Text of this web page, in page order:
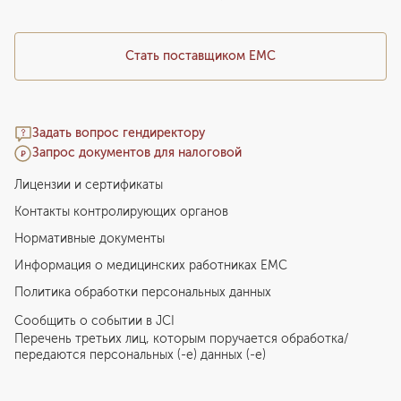
Стать поставщиком ЕМС
Задать вопрос гендиректору
Запрос документов для налоговой
Лицензии и сертификаты
Контакты контролирующих органов
Нормативные документы
Информация о медицинских работниках EMC
Политика обработки персональных данных
Сообщить о событии в JCI
Перечень третьих лиц, которым поручается обработка/
передаются персональных (-е) данных (-е)